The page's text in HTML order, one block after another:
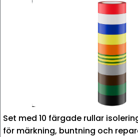
Set med 10 färgade rullar
för märkning, buntning och